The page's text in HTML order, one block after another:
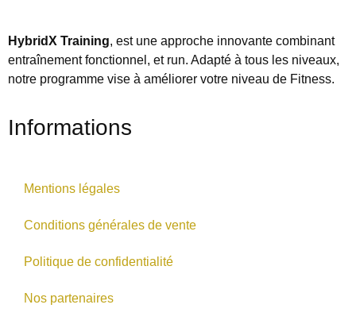
HybridX Training, est une approche innovante combinant
entraînement fonctionnel, et run. Adapté à tous les niveaux,
notre programme vise à améliorer votre niveau de Fitness.
Informations
Mentions légales
Conditions générales de vente
Politique de confidentialité
Nos partenaires